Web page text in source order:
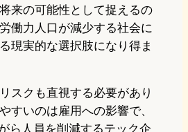
来の可能性として捉えるの
働力人口が減少する社会に
現実的な選択肢になり得ま
スクも直視する必要があり
すいのは雇用への影響で、
ら人員を削減するテック企